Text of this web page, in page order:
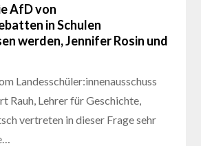
AfD von
in Schulen
werden, Jennifer Rosin und
Landesschüler:innenausschuss
Rauh, Lehrer für Geschichte,
vertreten in dieser Frage sehr